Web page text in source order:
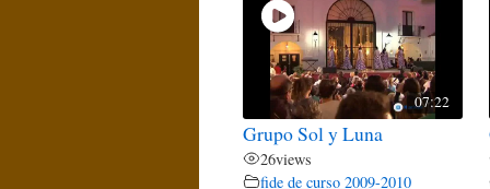
07:22
Grupo Sol y Luna
26views
fide de curso 2009-2010